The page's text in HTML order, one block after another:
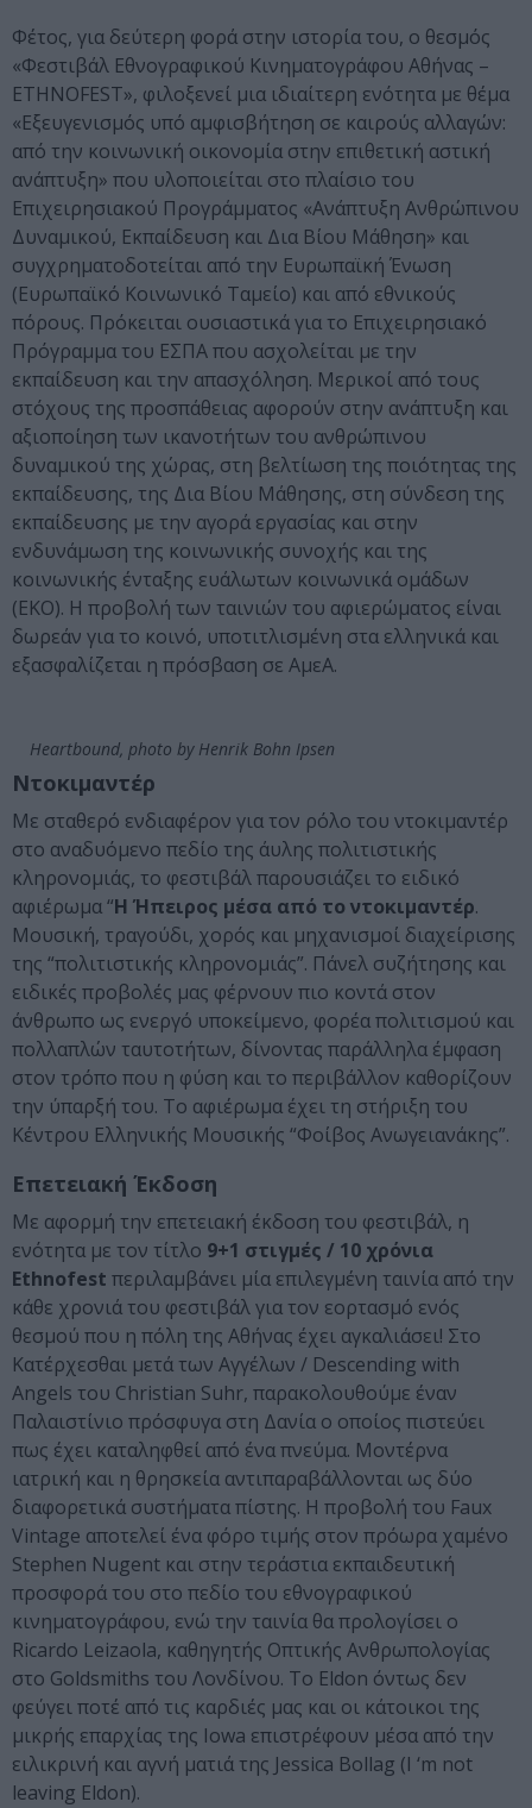
Φέτος, για δεύτερη φορά στην ιστορία του, ο θεσμός
«Φεστιβάλ Εθνογραφικού Κινηματογράφου Αθήνας –
ETHNOFEST», φιλοξενεί μια ιδιαίτερη ενότητα με θέμα
«Εξευγενισμός υπό αμφισβήτηση σε καιρούς αλλαγών:
από την κοινωνική οικονομία στην επιθετική αστική
ανάπτυξη» που υλοποιείται στο πλαίσιο του
Επιχειρησιακού Προγράμματος «Ανάπτυξη Ανθρώπινου
Δυναμικού, Εκπαίδευση και Δια Βίου Μάθηση» και
συγχρηματοδοτείται από την Ευρωπαϊκή Ένωση
(Ευρωπαϊκό Κοινωνικό Ταμείο) και από εθνικούς
πόρους. Πρόκειται ουσιαστικά για το Επιχειρησιακό
Πρόγραμμα του ΕΣΠΑ που ασχολείται με την
εκπαίδευση και την απασχόληση. Μερικοί από τους
στόχους της προσπάθειας αφορούν στην ανάπτυξη και
αξιοποίηση των ικανοτήτων του ανθρώπινου
δυναμικού της χώρας, στη βελτίωση της ποιότητας της
εκπαίδευσης, της Δια Βίου Μάθησης, στη σύνδεση της
εκπαίδευσης με την αγορά εργασίας και στην
ενδυνάμωση της κοινωνικής συνοχής και της
κοινωνικής ένταξης ευάλωτων κοινωνικά ομάδων
(ΕΚΟ). Η προβολή των ταινιών του αφιερώματος είναι
δωρεάν για το κοινό, υποτιτλισμένη στα ελληνικά και
εξασφαλίζεται η πρόσβαση σε ΑμεΑ.
Heartbound, photo by Henrik Bohn Ipsen
Ντοκιμαντέρ
Με σταθερό ενδιαφέρον για τον ρόλο του ντοκιμαντέρ
στο αναδυόμενο πεδίο της άυλης πολιτιστικής
κληρονομιάς, το φεστιβάλ παρουσιάζει το ειδικό
αφιέρωμα “Η Ήπειρος μέσα από το ντοκιμαντέρ.
Μουσική, τραγούδι, χορός και μηχανισμοί διαχείρισης
της “πολιτιστικής κληρονομιάς”. Πάνελ συζήτησης και
ειδικές προβολές μας φέρνουν πιο κοντά στον
άνθρωπο ως ενεργό υποκείμενο, φορέα πολιτισμού και
πολλαπλών ταυτοτήτων, δίνοντας παράλληλα έμφαση
στον τρόπο που η φύση και το περιβάλλον καθορίζουν
την ύπαρξή του. Το αφιέρωμα έχει τη στήριξη του
Κέντρου Ελληνικής Μουσικής “Φοίβος Ανωγειανάκης”.
Επετειακή Έκδοση
Με αφορμή την επετειακή έκδοση του φεστιβάλ, η
ενότητα με τον τίτλο 9+1 στιγμές / 10 χρόνια
Ethnofest περιλαμβάνει μία επιλεγμένη ταινία από την
κάθε χρονιά του φεστιβάλ για τον εορτασμό ενός
θεσμού που η πόλη της Αθήνας έχει αγκαλιάσει! Στο
Κατέρχεσθαι μετά των Αγγέλων / Descending with
Angels του Christian Suhr, παρακολουθούμε έναν
Παλαιστίνιο πρόσφυγα στη Δανία ο οποίος πιστεύει
πως έχει καταληφθεί από ένα πνεύμα. Μοντέρνα
ιατρική και η θρησκεία αντιπαραβάλλονται ως δύο
διαφορετικά συστήματα πίστης. Η προβολή του Faux
Vintage αποτελεί ένα φόρο τιμής στον πρόωρα χαμένο
Stephen Nugent και στην τεράστια εκπαιδευτική
προσφορά του στο πεδίο του εθνογραφικού
κινηματογράφου, ενώ την ταινία θα προλογίσει ο
Ricardo Leizaola, καθηγητής Οπτικής Ανθρωπολογίας
στο Goldsmiths του Λονδίνου. Το Eldon όντως δεν
φεύγει ποτέ από τις καρδιές μας και οι κάτοικοι της
μικρής επαρχίας της Iowa επιστρέφουν μέσα από την
ειλικρινή και αγνή ματιά της Jessica Bollag (I ‘m not
leaving Eldon).